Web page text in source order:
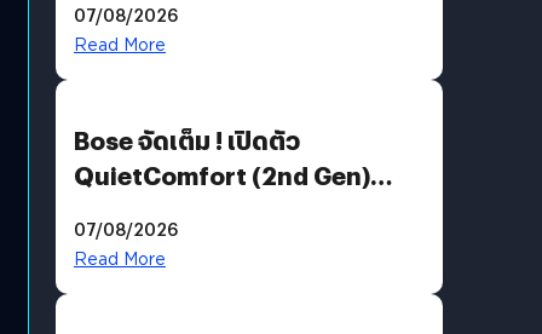
มีภาษาไทยด้วย
07/08/2026
Read More
Bose จัดเต็ม ! เปิดตัว
QuietComfort (2nd Gen)
07/08/2026
Read More